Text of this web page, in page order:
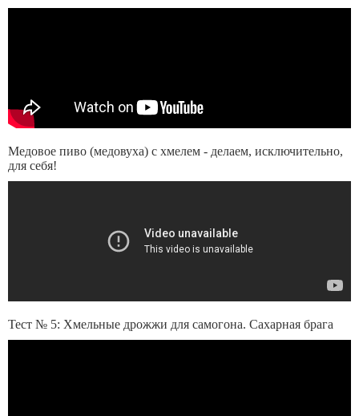
Медовое пиво (медовуха) с хмелем - делаем, исключительно,
для себя!
Тест № 5: Хмельные дрожжи для самогона. Сахарная брага